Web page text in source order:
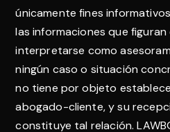
únicamente fines
las informaciones que
interpretarse como
ningún caso o situación
no tiene por objeto
abogado-cliente, y su
constituye tal relación.